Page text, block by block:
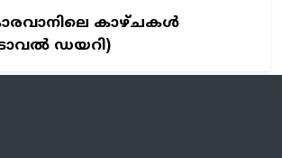
കാരവാനിലെ കാഴ്ചകൾ
ഡയറി)